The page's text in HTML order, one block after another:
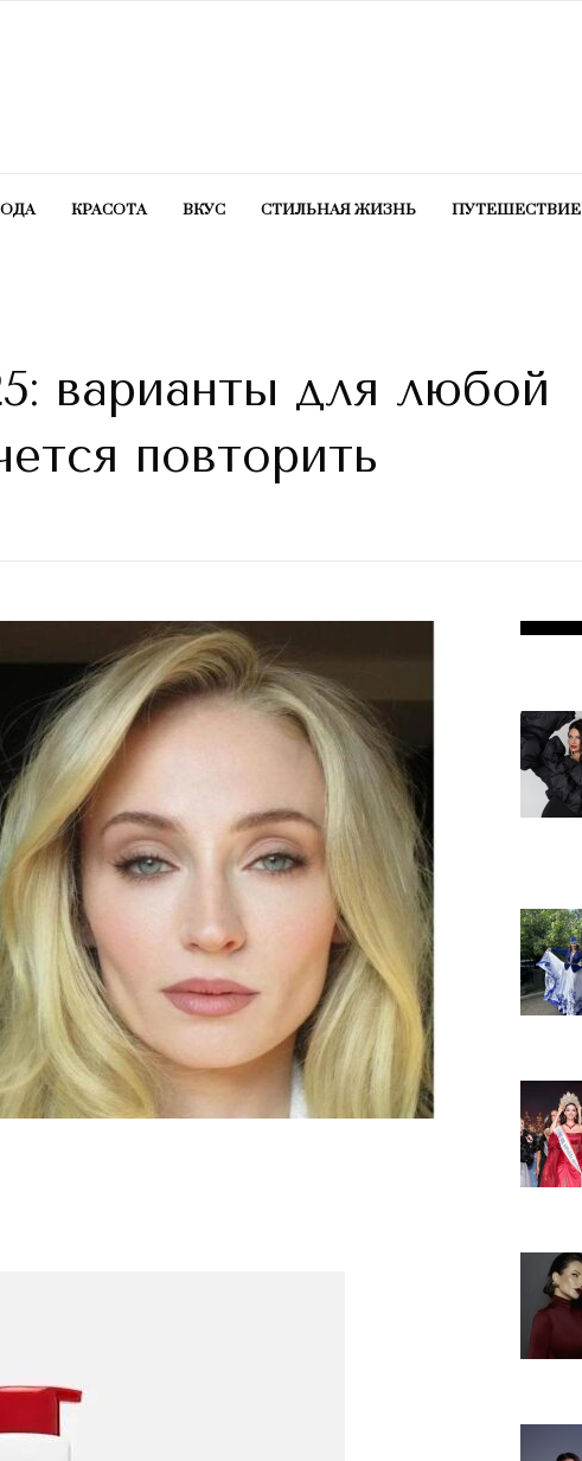
КРАСОТA ВКУС СТИЛЬНАЯ ЖИЗНЬ ПУТЕШЕСТВИЕ
варианты для любой
повторить